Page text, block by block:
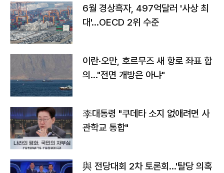
6월 경상흑자, 497억달러 '사상 최
대'…OECD 2위 수준
이란·오만, 호르무즈 새 항로 좌표 합
의…"전면 개방은 아냐"
李대통령 "쿠데타 소지 없애려면 사
관학교 통합"
與 전당대회 2차 토론회…'탈당 의혹